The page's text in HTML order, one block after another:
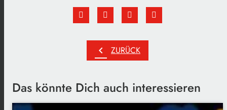
chevron_left ZURÜCK
Das könnte Dich auch interessieren